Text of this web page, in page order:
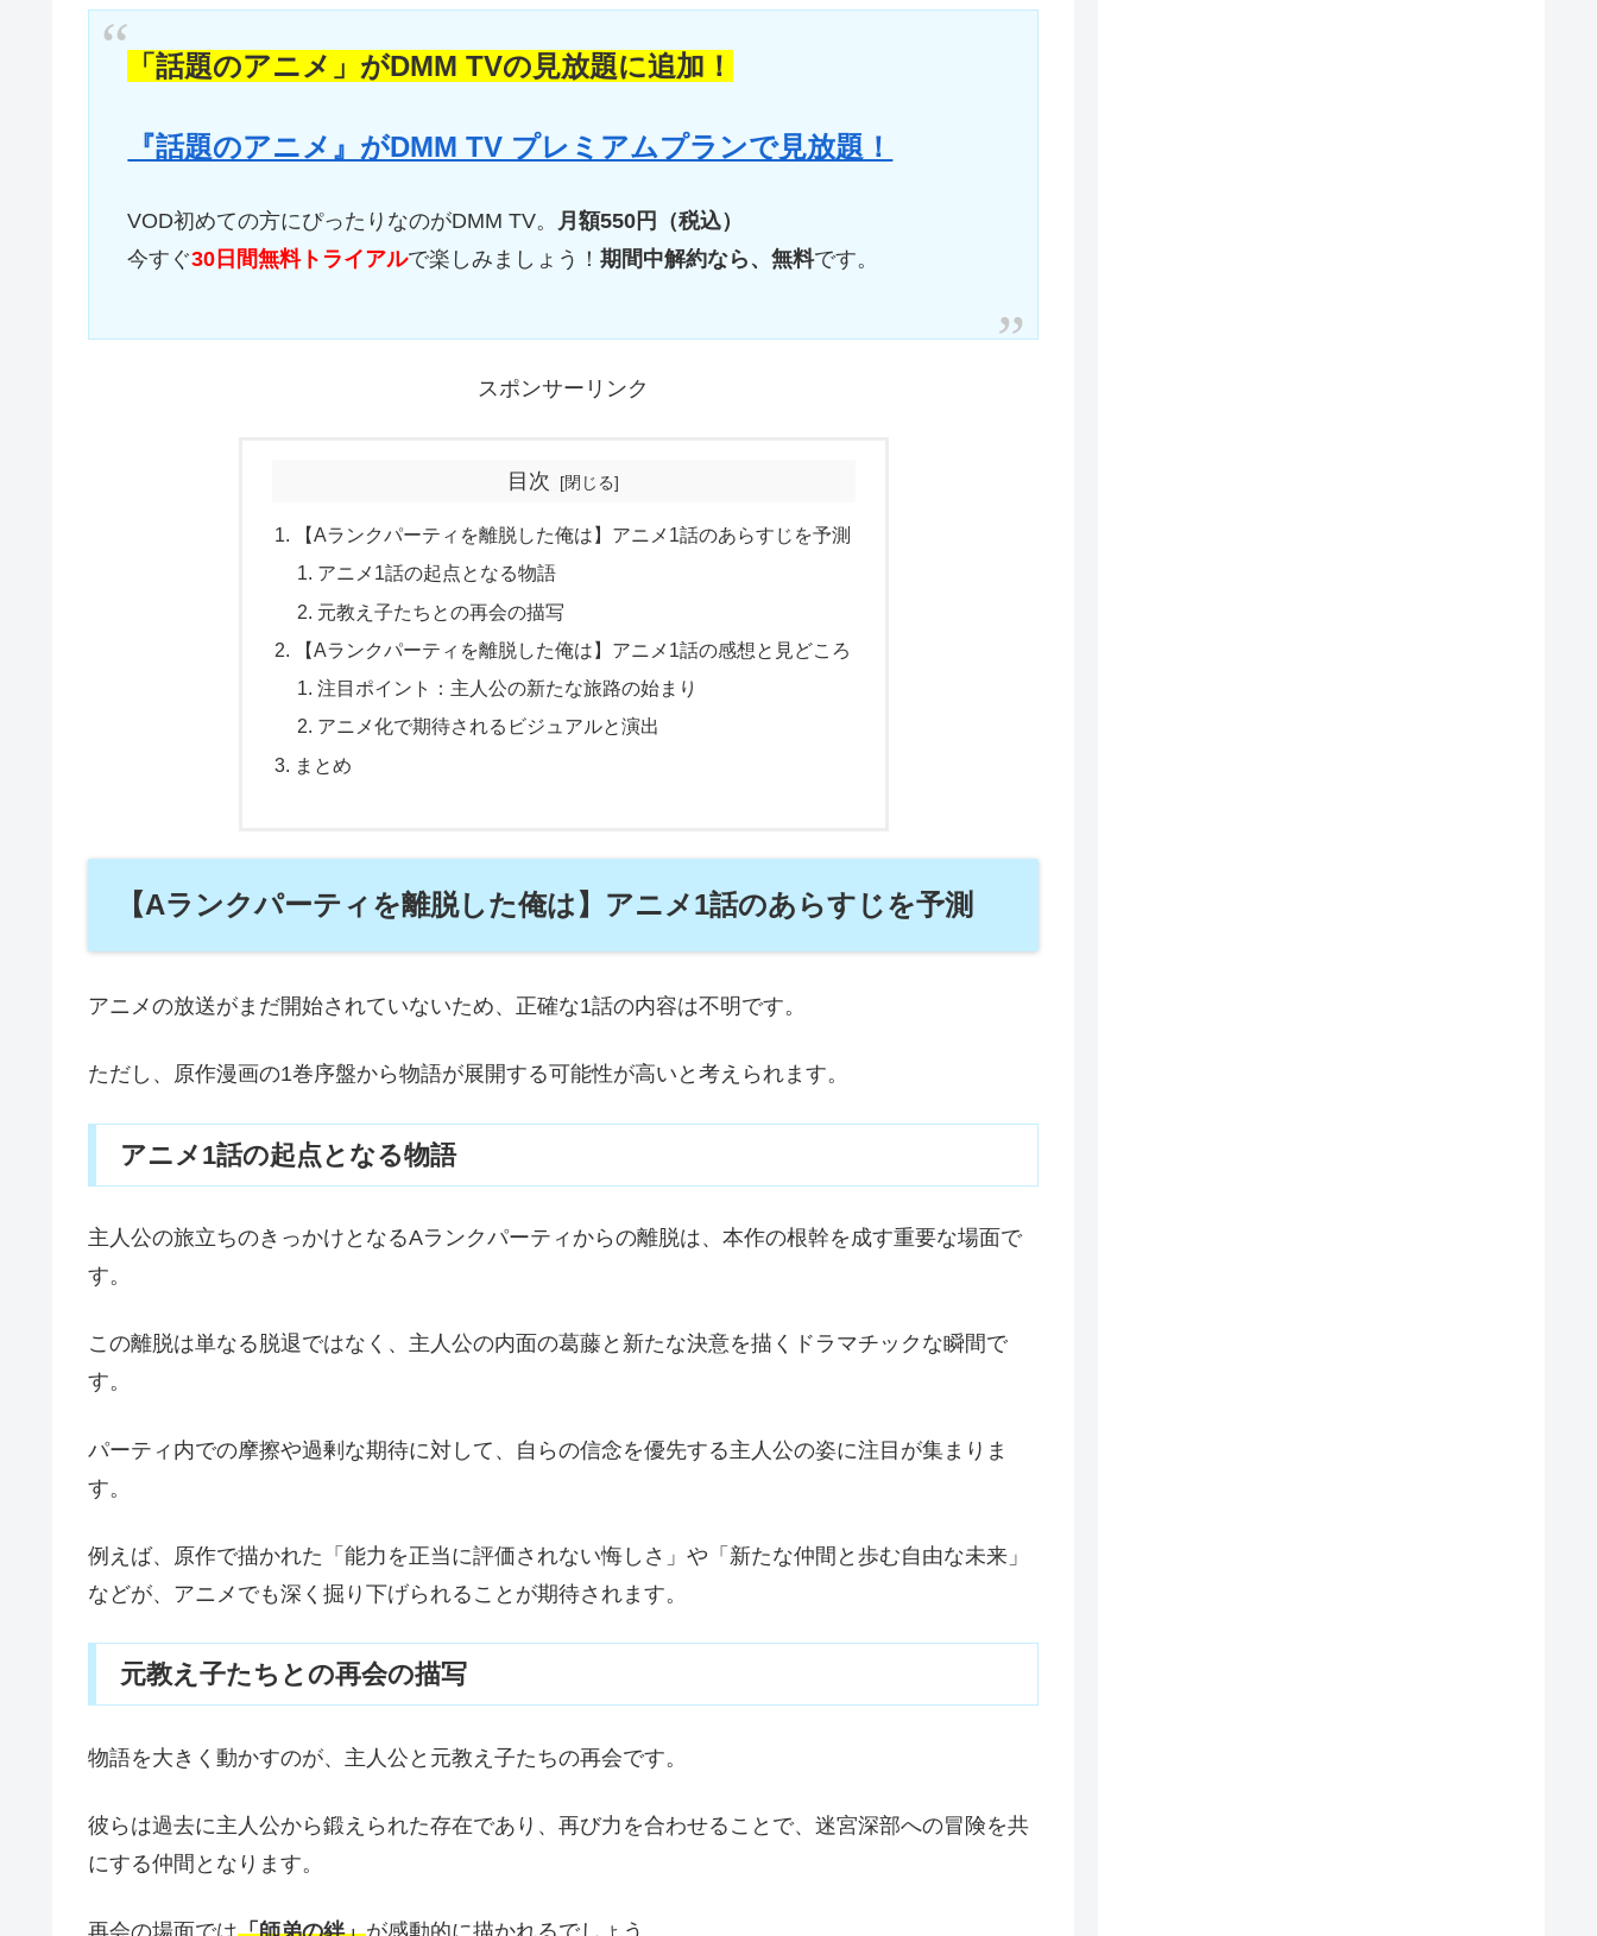
「話題のアニメ」がDMM TVの見放題に追加！
『話題のアニメ』がDMM TV プレミアムプランで見放題！
VOD初めての方にぴったりなのがDMM TV。 月額550円（税込）
今すぐ30日間無料トライアルで楽しみましょう！期間中解約なら、無料です。
スポンサーリンク
目次
【Aランクパーティを離脱した俺は】アニメ1話のあらすじを予測
アニメ1話の起点となる物語
元教え子たちとの再会の描写
【Aランクパーティを離脱した俺は】アニメ1話の感想と見どころ
注目ポイント：主人公の新たな旅路の始まり
アニメ化で期待されるビジュアルと演出
まとめ
【Aランクパーティを離脱した俺は】アニメ1話のあらすじを予測
アニメの放送がまだ開始されていないため、正確な1話の内容は不明です。
ただし、原作漫画の1巻序盤から物語が展開する可能性が高いと考えられます。
アニメ1話の起点となる物語
主人公の旅立ちのきっかけとなるAランクパーティからの離脱は、本作の根幹を成す重要な場面で
す。
この離脱は単なる脱退ではなく、主人公の内面の葛藤と新たな決意を描くドラマチックな瞬間で
す。
パーティ内での摩擦や過剰な期待に対して、自らの信念を優先する主人公の姿に注目が集まりま
す。
例えば、原作で描かれた「能力を正当に評価されない悔しさ」や「新たな仲間と歩む自由な未来」
などが、アニメでも深く掘り下げられることが期待されます。
元教え子たちとの再会の描写
物語を大きく動かすのが、主人公と元教え子たちの再会です。
彼らは過去に主人公から鍛えられた存在であり、再び力を合わせることで、迷宮深部への冒険を共
にする仲間となります。